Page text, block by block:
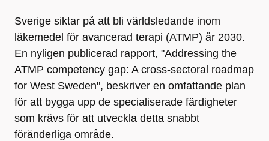
Sverige siktar på att bli världsledande inom
läkemedel för avancerad terapi (ATMP) år 2030.
En nyligen publicerad rapport, "Addressing the
ATMP competency gap: A cross-sectoral roadmap
for West Sweden", beskriver en omfattande plan
för att bygga upp de specialiserade färdigheter
som krävs för att utveckla detta snabbt
föränderliga område.